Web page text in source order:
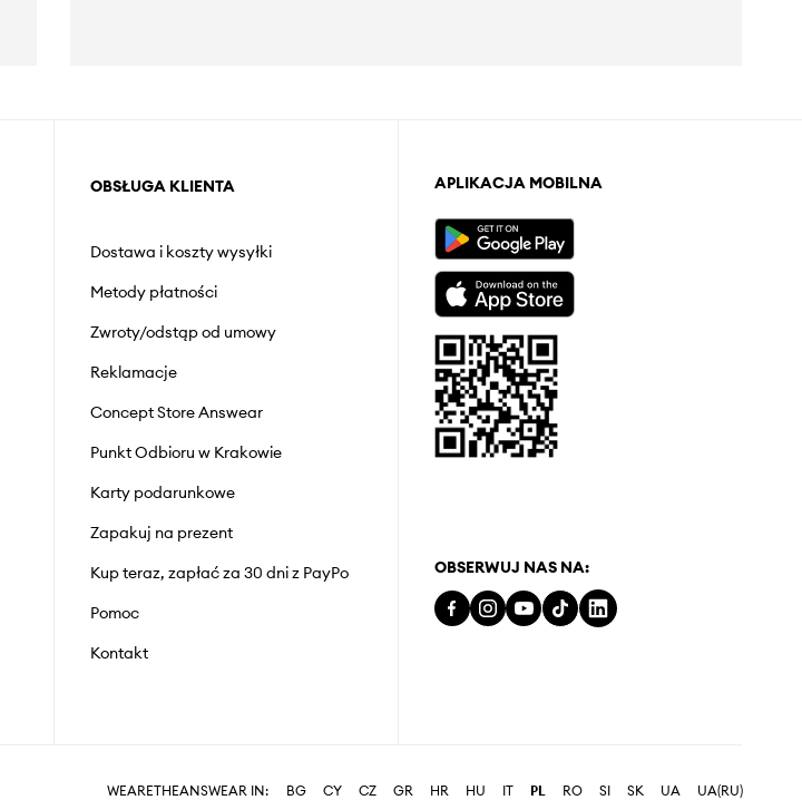
OBSŁUGA KLIENTA
Dostawa i koszty wysyłki
Metody płatności
Zwroty/odstąp od umowy
Reklamacje
Concept Store Answear
Punkt Odbioru w Krakowie
Karty podarunkowe
Zapakuj na prezent
Kup teraz, zapłać za 30 dni z PayPo
Pomoc
Kontakt
APLIKACJA MOBILNA
OBSERWUJ NAS NA:
WEARETHEANSWEAR IN: BG CY CZ GR HR HU IT PL RO SI SK UA UA(RU)